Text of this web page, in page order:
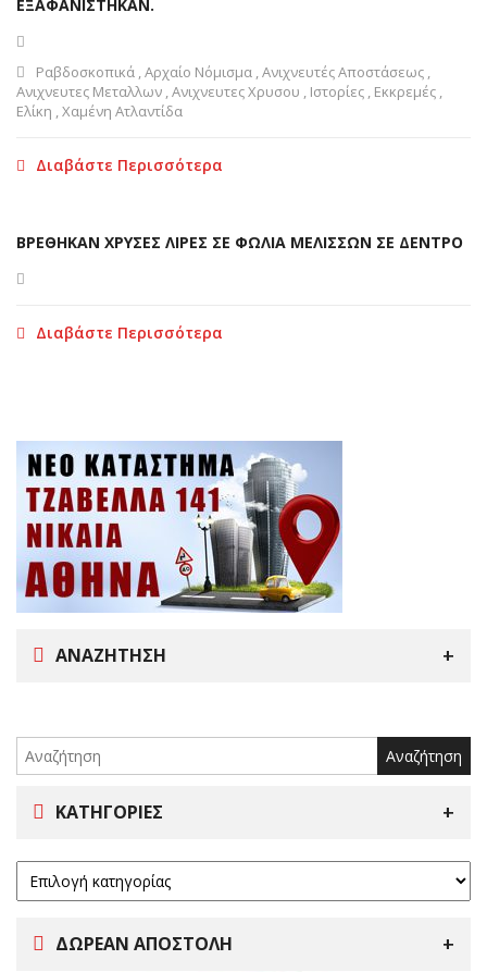
ΑΝΑΖΉΤΗΣΗ
for:
ΚΑΤΗΓΟΡΊΕΣ
ΔΩΡΕΑΝ ΑΠΟΣΤΟΛΗ
ΕΞΑΦΑΝΙΣΤΗΚΑΝ.
Ραβδοσκοπικά ,Αρχαίο Νόμισμα ,Ανιχνευτές Αποστάσεως ,
Ανιχνευτες Μεταλλων ,Ανιχνευτες Χρυσου , Ιστορίες , Εκκρεμές ,
Ελίκη ,Χαμένη Ατλαντίδα
Διαβάστε Περισσότερα
ΒΡΕΘΗΚΑΝ ΧΡΥΣΕΣ ΛΙΡΕΣ ΣΕ ΦΩΛΙΑ ΜΕΛΙΣΣΩΝ ΣΕ ΔΕΝΤΡΟ
Διαβάστε Περισσότερα